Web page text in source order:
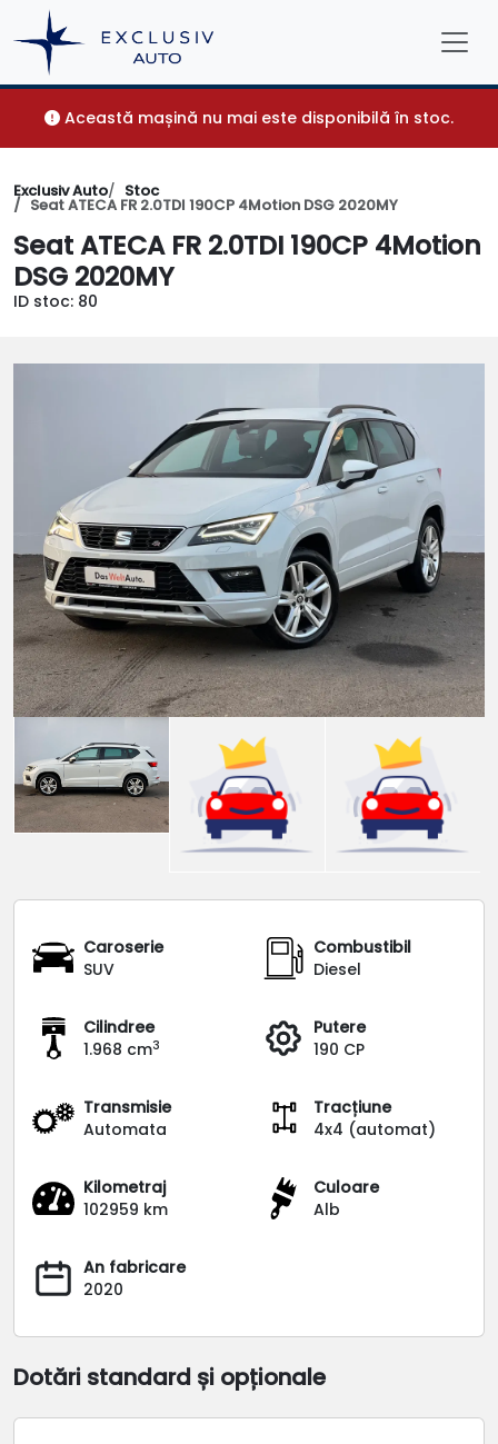
Această mașină nu mai este disponibilă în stoc.
Exclusiv Auto Stoc
Seat ATECA FR 2.0TDI 190CP 4Motion DSG 2020MY
Seat ATECA FR 2.0TDI 190CP 4Motion
DSG 2020MY
ID stoc: 80
Caroserie
SUV
Combustibil
Diesel
Cilindree
1.968 cm3
Putere
190 CP
Transmisie
Automata
Tracțiune
4x4 (automat)
Kilometraj
102959 km
Culoare
Alb
An fabricare
2020
Dotări standard și opționale